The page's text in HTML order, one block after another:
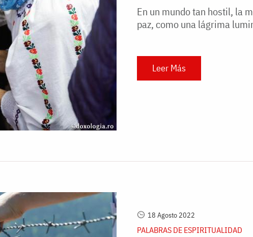
En un mundo tan hostil, la
paz, como una lágrima
Leer Más
18 Agosto 2022
PALABRAS DE ESPIRITUALIDAD